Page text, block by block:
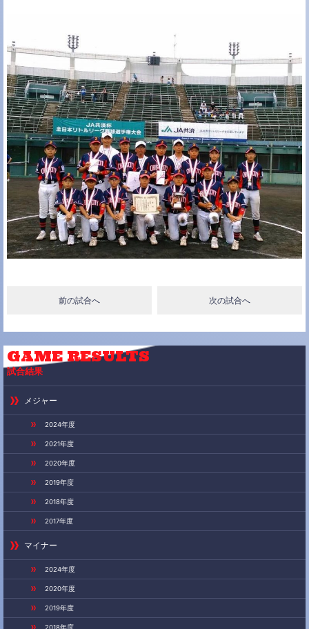
b
o
k
t
e
r
e
前の試合へ 次の試合へ
GAMERESULTS
試合結果
メジャー
2024年度
2021年度
2020年度
2019年度
2018年度
2017年度
マイナー
2024年度
2020年度
2019年度
2018年度